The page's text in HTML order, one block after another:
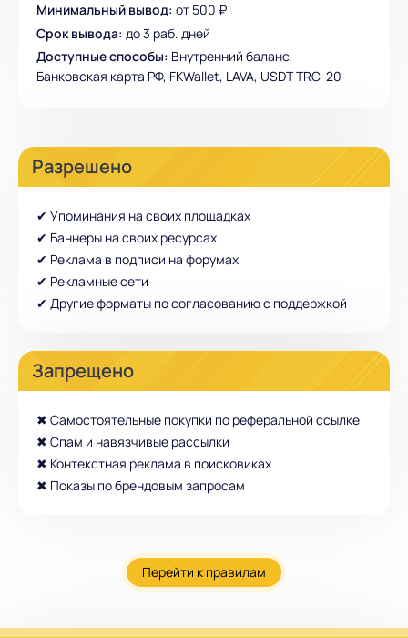
Минимальный вывод: от 500 ₽
Срок вывода: до 3 раб. дней
Доступные способы: Внутренний баланс,
Банковская карта РФ, FKWallet, LAVA, USDT TRC-20
Разрешено
✔ Упоминания на своих площадках
✔ Баннеры на своих ресурсах
✔ Реклама в подписи на форумах
✔ Рекламные сети
✔ Другие форматы по согласованию с поддержкой
Запрещено
✖ Самостоятельные покупки по реферальной ссылке
✖ Спам и навязчивые рассылки
✖ Контекстная реклама в поисковиках
✖ Показы по брендовым запросам
Перейти к правилам